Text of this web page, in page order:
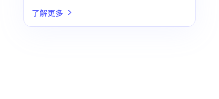
极为关键的影响因子
了解更多